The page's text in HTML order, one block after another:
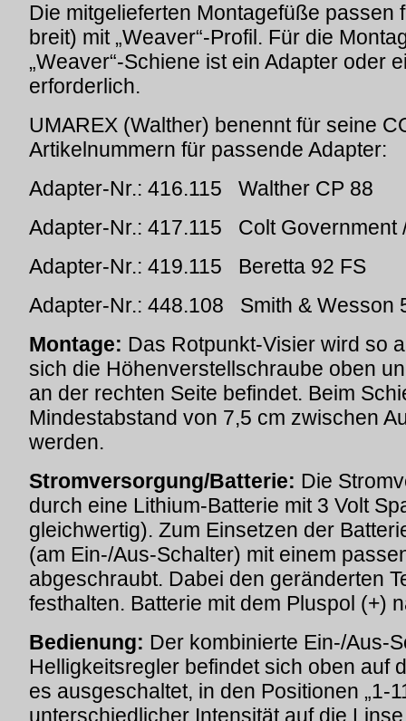
Die mitgelieferten Montagefüße passen
breit) mit „Weaver“-Profil. Für die
„Weaver“-Schiene ist ein Adapter oder
erforderlich.
UMAREX (Walther) benennt für seine
Artikelnummern für passende Adapter:
Adapter-Nr.: 416.115 Walther CP 88
Adapter-Nr.: 417.115 Colt Government
Adapter-Nr.: 419.115 Beretta 92 FS
Adapter-Nr.: 448.108 Smith & Wesson
Montage: Das Rotpunkt-Visier wird so
sich die Höhenverstellschraube oben
an der rechten Seite befindet. Beim
Mindestabstand von 7,5 cm zwischen
werden.
Stromversorgung/Batterie: Die
durch eine Lithium-Batterie mit 3 Volt
gleichwertig). Zum Einsetzen der
(am Ein-/Aus-Schalter) mit einem
abgeschraubt. Dabei den geränderten
festhalten. Batterie mit dem Pluspol (+)
Bedienung: Der kombinierte Ein-/Aus-
Helligkeitsregler befindet sich oben auf
es ausgeschaltet, in den Positionen „1-
unterschiedlicher Intensität auf die